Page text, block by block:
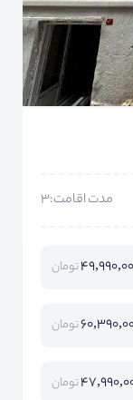
مدت اقامت:3
تومان
تومان
تومان